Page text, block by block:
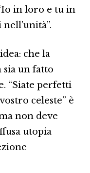
in loro e tu in
che la
un fatto
“Siate perfetti
celeste” è
non deve
utopia